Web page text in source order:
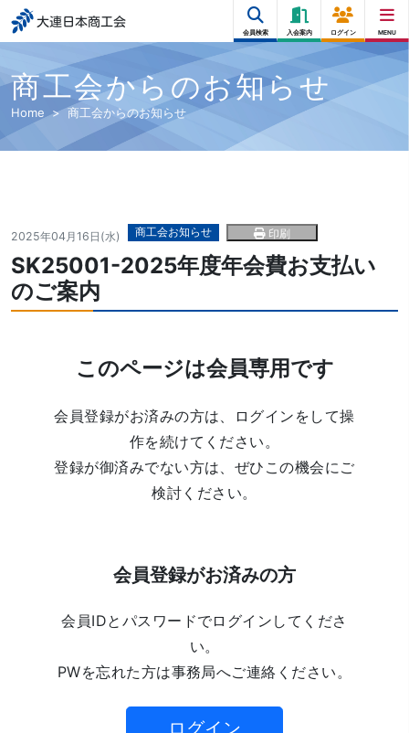
大連日本商工会
会員検索 入会案内 ログイン MENU
商工会からのお知らせ
Home 商工会からのお知らせ
2025年04月16日(水) 商工会お知らせ 印刷
SK25001-2025年度年会費お支払い
のご案内
このページは会員専用です
会員登録がお済みの方は、ログインをして操
作を続けてください。
登録が御済みでない方は、ぜひこの機会にご
検討ください。
会員登録がお済みの方
会員IDとパスワードでログインしてくださ
い。
PWを忘れた方は事務局へご連絡ください。
ログイン